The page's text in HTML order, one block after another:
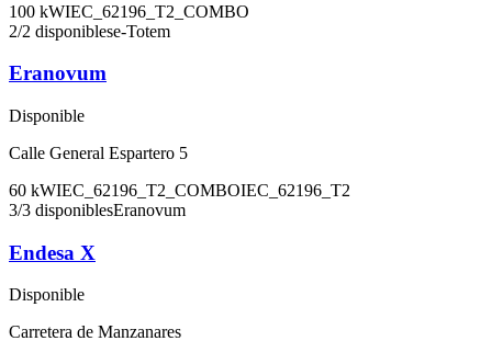
100 kWIEC_62196_T2_COMBO
2/2 disponiblese-Totem
Eranovum
Disponible
Calle General Espartero 5
60 kWIEC_62196_T2_COMBOIEC_62196_T2
3/3 disponiblesEranovum
Endesa X
Disponible
Carretera de Manzanares